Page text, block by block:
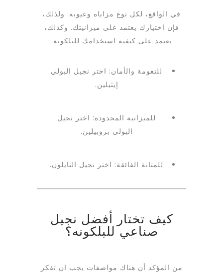
في الواقع، لكل نوع مزاياه وعيوبه. ولذلك،
فإن اختيارك يعتمد على ميزانيتك. وكذلك،
يعتمد على كيفية استخدامك للبلكونة.
للنعومة والأمان: اختر نجيل البولي
إيثيلين.
للميزانية المحدودة: اختر نجيل
البولي بروبيلين.
للمتانة الفائقة: اختر نجيل النايلون.
كيف تختار أفضل نجيل
صناعي للبلكونه؟
من المؤكد أن هناك مواصفات يجب ان تفكر